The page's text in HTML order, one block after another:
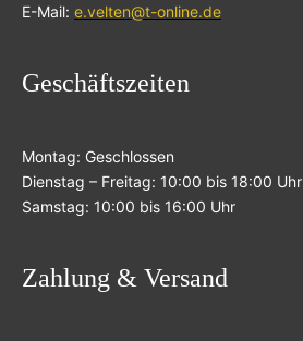
E-Mail: e.velten@t-online.de
Geschäftszeiten
Montag: Geschlossen
Dienstag – Freitag: 10:00 bis 18:00 Uhr
Samstag: 10:00 bis 16:00 Uhr
Zahlung & Versand